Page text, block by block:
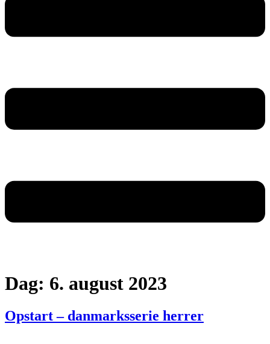
Dag: 6. august 2023
Opstart – danmarksserie herrer